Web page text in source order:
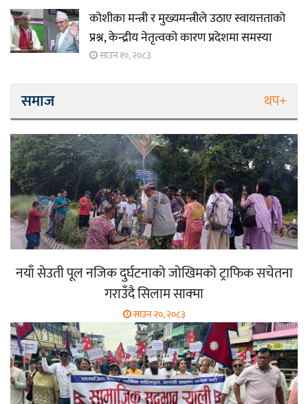
कोशीका मन्त्री र मुख्यमन्त्रीले उठाए स्वायत्तताको
प्रश्न, केन्द्रीय नेतृत्वको कारण प्रदेशमा समस्या
साउन १०, २०८३
समाज थप+
नयाँ सेउती पूल नजिक दुर्घटनाको जोखिमको ट्राफिक सचेतना
गराउँदै सिलाम साक्मा
साउन २०, २०८३